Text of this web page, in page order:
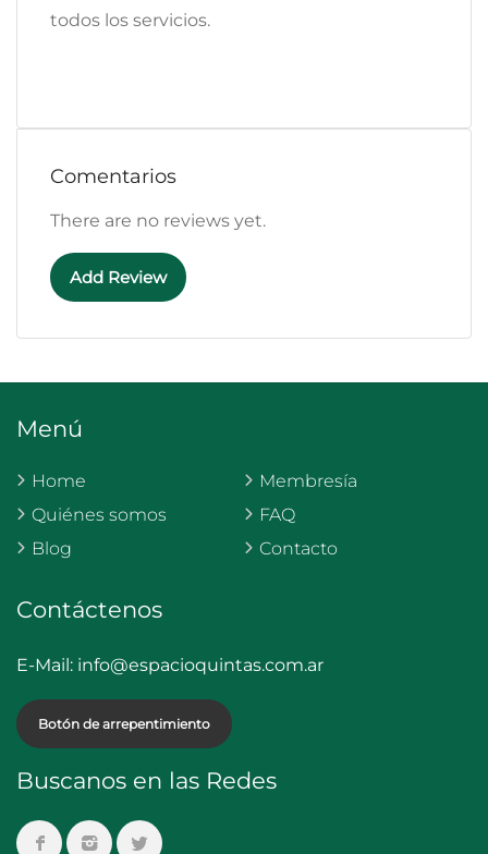
todos los servicios.
Comentarios
There are no reviews yet.
Add Review
Menú
Home
Quiénes somos
Blog
Membresía
FAQ
Contacto
Contáctenos
E-Mail: info@espacioquintas.com.ar
Botón de arrepentimiento
Buscanos en las Redes